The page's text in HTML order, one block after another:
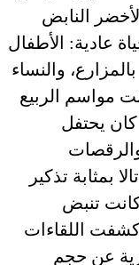
النابض
عادية: الأطفال
والنساء
مواسم الربيع
يحتفل
بمثابة تذكير
كانت تنبض
كشفت اللقاءات
عن حجم